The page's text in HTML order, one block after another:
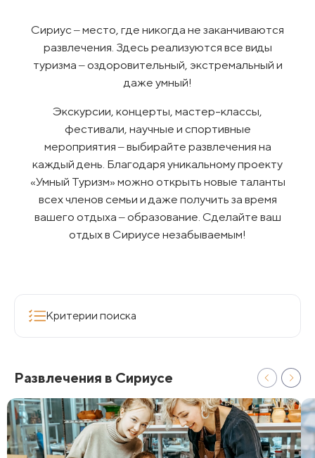
Сириус ‒ место, где никогда не заканчиваются
развлечения. Здесь реализуются все виды
туризма ‒ оздоровительный, экстремальный и
даже умный!
Экскурсии, концерты, мастер-классы,
фестивали, научные и спортивные
мероприятия ‒ выбирайте развлечения на
каждый день. Благодаря уникальному проекту
«Умный Туризм» можно открыть новые таланты
всех членов семьи и даже получить за время
вашего отдыха ‒ образование. Сделайте ваш
отдых в Сириусе незабываемым!
Критерии поиска
Развлечения в Сириусе